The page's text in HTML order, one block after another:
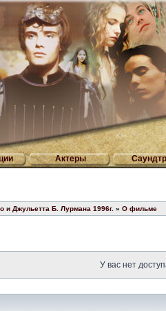
Актеры
и Джульетта Б. Лурмана 1996г. » О фильме
У вас нет